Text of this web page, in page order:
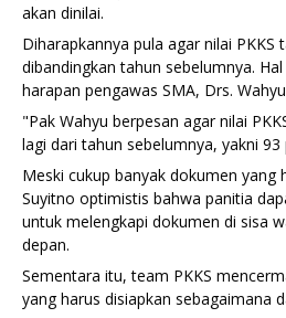
akan dinilai.
Diharapkannya pula agar nilai PKKS
dibandingkan tahun sebelumnya.
harapan pengawas SMA, Drs.
"Pak Wahyu berpesan agar nilai
lagi dari tahun sebelumnya, yakni
Meski cukup banyak dokumen yang
Suyitno optimistis bahwa panitia
untuk melengkapi dokumen di sisa
depan.
Sementara itu, team PKKS
yang harus disiapkan sebagaimana